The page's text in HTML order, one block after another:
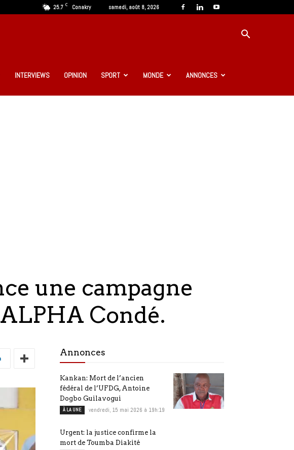
25.7 C Conakry samedi, août 8, 2026
INTERVIEWS OPINION SPORT MONDE ANNONCES
une campagne
Condé.
Annonces
Kankan: Mort de l’ancien
fédéral de l’UFDG, Antoine
Dogbo Guilavogui
À LA UNE vendredi, 15 mai 2026 à 19h:19
Urgent: la justice confirme la
mort de Toumba Diakité